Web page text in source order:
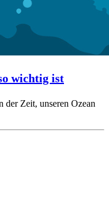
wichtig ist
der Zeit, unseren Ozean